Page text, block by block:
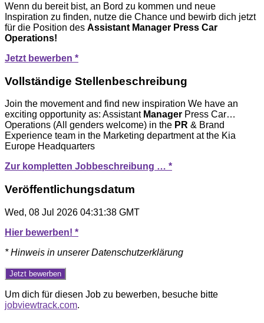
Wenn du bereit bist, an Bord zu kommen und neue
Inspiration zu finden, nutze die Chance und bewirb dich jetzt
für die Position des Assistant Manager Press Car
Operations!
Jetzt bewerben *
Vollständige Stellenbeschreibung
Join the movement and find new inspiration We have an
exciting opportunity as: Assistant Manager Press Car…
Operations (All genders welcome) in the PR & Brand
Experience team in the Marketing department at the Kia
Europe Headquarters
Zur kompletten Jobbeschreibung … *
Veröffentlichungsdatum
Wed, 08 Jul 2026 04:31:38 GMT
Hier bewerben! *
* Hinweis in unserer Datenschutzerklärung
Um dich für diesen Job zu bewerben, besuche bitte
jobviewtrack.com.